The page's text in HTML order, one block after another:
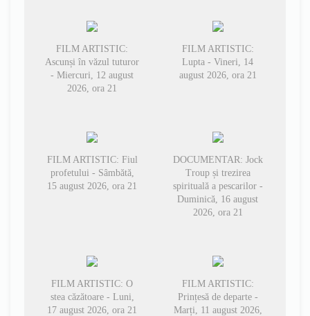
FILM ARTISTIC:
Ascunși în văzul tuturor
- Miercuri, 12 august
2026, ora 21
FILM ARTISTIC:
Lupta - Vineri, 14
august 2026, ora 21
FILM ARTISTIC: Fiul
profetului - Sâmbătă,
15 august 2026, ora 21
DOCUMENTAR: Jock
Troup și trezirea
spirituală a pescarilor -
Duminică, 16 august
2026, ora 21
FILM ARTISTIC: O
stea căzătoare - Luni,
17 august 2026, ora 21
FILM ARTISTIC:
Prințesă de departe -
Marți, 11 august 2026,